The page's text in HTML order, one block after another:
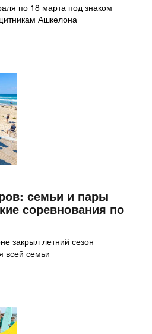
по 18 марта под знаком
Ашкелона
семьи и пары
соревнования по
закрыл летний сезон
всей семьи